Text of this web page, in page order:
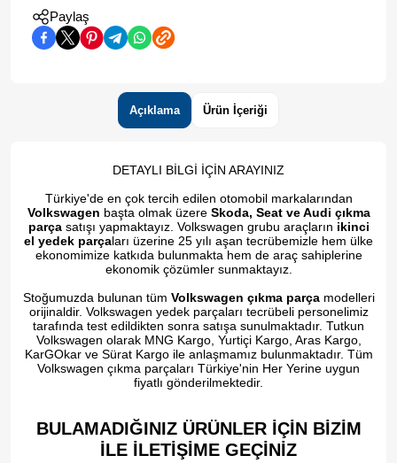
Paylaş
Açıklama Ürün İçeriği
DETAYLI BİLGİ İÇİN ARAYINIZ
Türkiye'de en çok tercih edilen otomobil markalarından
Volkswagen başta olmak üzere Skoda, Seat ve Audi çıkma
parçasatışı yapmaktayız. Volkswagen grubu araçların ikinci
el yedek parçaları üzerine 25 yılı aşan tecrübemizle hem ülke
ekonomimize katkıda bulunmakta hem de araç sahiplerine
ekonomik çözümler sunmaktayız.
Stoğumuzda bulunan tüm Volkswagen çıkma parçamodelleri
orijinaldir. Volkswagen yedek parçaları tecrübeli personelimiz
tarafında test edildikten sonra satışa sunulmaktadır. Tutkun
Volkswagen olarak MNG Kargo, Yurtiçi Kargo, Aras Kargo,
KarGOkar ve Sürat Kargo ile anlaşmamız bulunmaktadır. Tüm
Volkswagen çıkma parçaları Türkiye'nin Her Yerine uygun
fiyatlı gönderilmektedir.
BULAMADIĞINIZ ÜRÜNLER İÇİN BİZİM
İLE İLETİŞİME GEÇİNİZ​